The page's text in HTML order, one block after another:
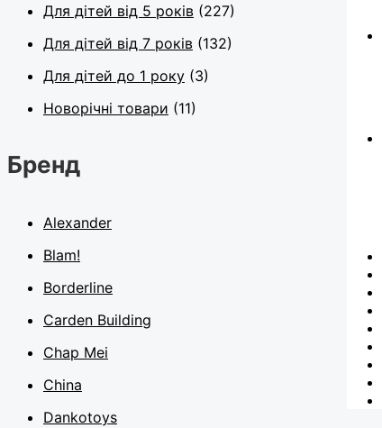
Для дітей від 5 років (227)
Для дітей від 7 років (132)
Для дітей до 1 року (3)
Новорічні товари (11)
Бренд
Alexander
Blam!
Borderline
Carden Building
Chap Mei
China
Dankotoys